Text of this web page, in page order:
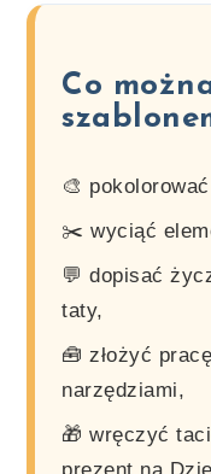
Co
🎨
✂️ wyciąć
💬 dopisać
taty,
🧰 złożyć
narzędziami,
🎁 wręczyć